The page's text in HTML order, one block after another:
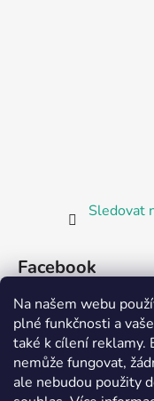
Na našem webu
plné funkčnosti a
také k cílení reklamy.
nemůže fungovat,
ale nebudou použity
Sledovat
Facebook